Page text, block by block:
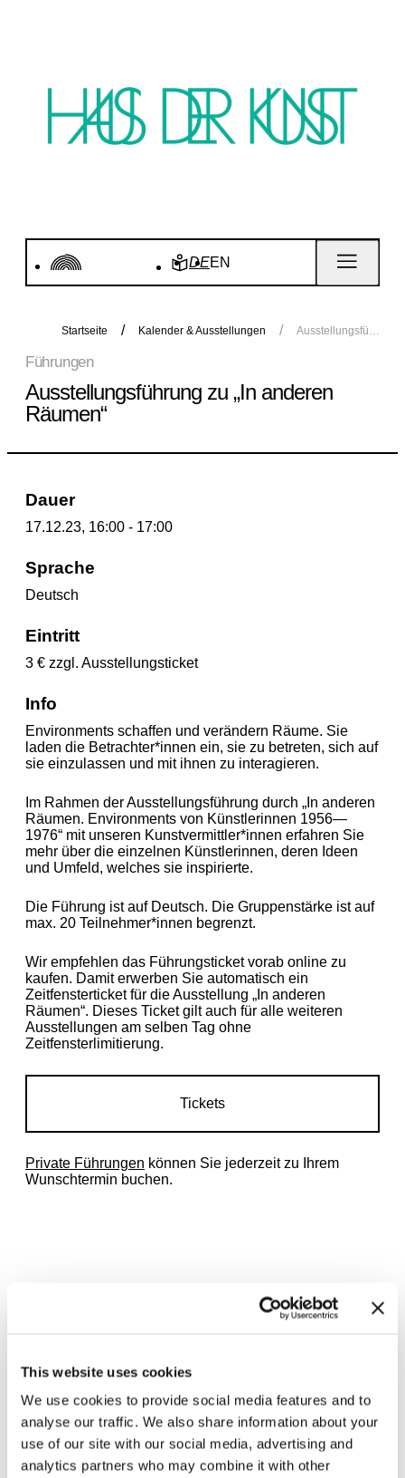
This website uses cookies
We use cookies to provide social media features and to
analyse our traffic. We also share information about your
use of our site with our social media, advertising and
analytics partners who may combine it with other
DEEN
Startseite Kalender & Ausstellungen Ausstellungsführung zu „In anderen Räumen“
Führungen
Ausstellungsführung zu „In anderen
Räumen“
Dauer
17.12.23, 16:00 - 17:00
Sprache
Deutsch
Eintritt
3 € zzgl. Ausstellungsticket
Info
Environments schaffen und verändern Räume. Sie
laden die Betrachter*innen ein, sie zu betreten, sich auf
sie einzulassen und mit ihnen zu interagieren.
Im Rahmen der Ausstellungsführung durch „In anderen
Räumen. Environments von Künstlerinnen 1956—
1976“ mit unseren Kunstvermittler*innen erfahren Sie
mehr über die einzelnen Künstlerinnen, deren Ideen
und Umfeld, welches sie inspirierte.
Die Führung ist auf Deutsch. Die Gruppenstärke ist auf
max. 20 Teilnehmer*innen begrenzt.
Wir empfehlen das Führungsticket vorab online zu
kaufen. Damit erwerben Sie automatisch ein
Zeitfensterticket für die Ausstellung „In anderen
Räumen“. Dieses Ticket gilt auch für alle weiteren
Ausstellungen am selben Tag ohne
Zeitfensterlimitierung.
Tickets
Private Führungen können Sie jederzeit zu Ihrem
Wunschtermin buchen.